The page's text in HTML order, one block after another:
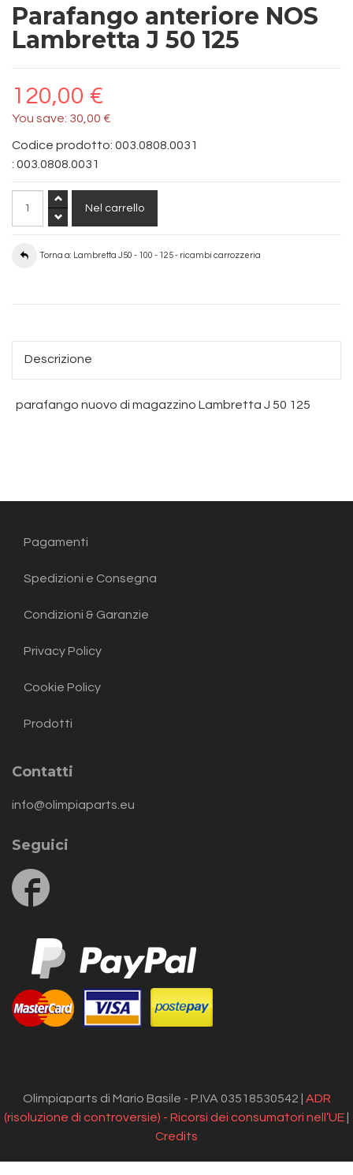
Parafango anteriore NOS
Lambretta J 50 125
120,00 €
You save: 30,00 €
Codice prodotto: 003.0808.0031
: 003.0808.0031
Torna a: Lambretta J50 - 100 - 125 - ricambi carrozzeria
Descrizione
parafango nuovo di magazzino Lambretta J 50 125
Pagamenti
Spedizioni e Consegna
Condizioni & Garanzie
Privacy Policy
Cookie Policy
Prodotti
Contatti
info@olimpiaparts.eu
Seguici
us
Olimpiaparts di Mario Basile - P.IVA 03518530542 | ADR
(risoluzione di controversie) - Ricorsi dei consumatori nell’UE
Credits